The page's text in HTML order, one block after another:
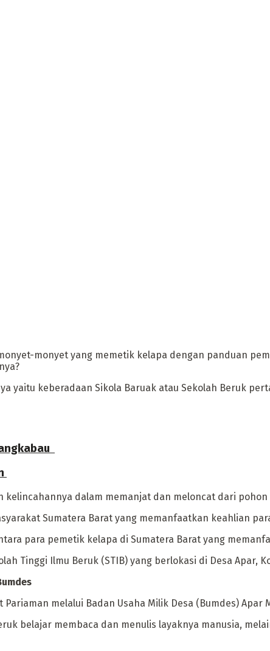
monyet yang memetik kelapa dengan panduan
yaitu keberadaan Sikola Baruak atau Sekolah Beruk
kelincahannya dalam memanjat dan meloncat dari pohon
Sumatera Barat yang memanfaatkan keahlian
para pemetik kelapa di Sumatera Barat yang
Tinggi Ilmu Beruk (STIB) yang berlokasi di Desa Apar,
melalui Badan Usaha Milik Desa (Bumdes)
belajar membaca dan menulis layaknya manusia,